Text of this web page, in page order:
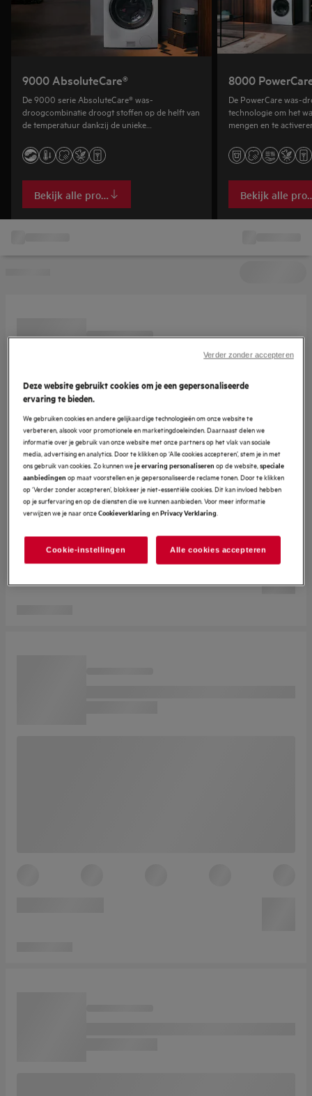
9000 AbsoluteCare®
De 9000 serie AbsoluteCare® was-
droogcombinatie droogt stoffen op de helft van
de temperatuur dankzij de unieke
Bekijk alle producten
8000
De PowerCare was-
technologie om het
mengen en te
Bekijk alle
Deze website gebruikt cookies om je een gepersonaliseerde
ervaring te bieden.
We gebruiken cookies en andere gelijkaardige technologieën om onze website te
verbeteren, alsook voor promotionele en marketingdoeleinden. Daarnaast delen we
informatie over je gebruik van onze website met onze partners op het vlak van sociale
media, advertising en analytics. Door te klikken op ‘Alle cookies accepteren’, stem je in met
ons gebruik van cookies. Zo kunnen weje ervaring personaliseren op de website,speciale
aanbiedingen op maat voorstellen en je gepersonaliseerde reclame tonen. Door te klikken
op ‘Verder zonder accepteren’, blokkeer je niet-essentiële cookies. Dit kan invloed hebben
op je surfervaring en op de diensten die we kunnen aanbieden. Voor meer informatie
verwijzen we je naar onzeCookieverklaringenPrivacy Verklaring.
Cookie-instellingen Alle cookies accepteren
Verder zonder accepteren